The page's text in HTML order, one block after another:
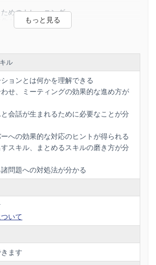
めのトレーニング
トレーニング
観力トレーニング
レーニング
キル
モデル
のチェックリスト
トレーニング
ーニング
トレーニング
ル
ションとは何かを理解できる
わせ、ミーティングの効果的な進め方が
と会話が生まれるために必要なことが分
ーへの効果的な対応のヒントが得られる
すスキル、まとめるスキルの磨き方が分
諸問題への対処法が分かる
いて
ます